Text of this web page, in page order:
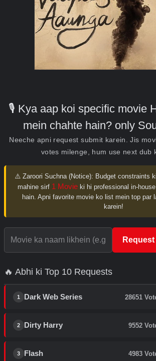
🎙️ Kya aap koi specific movie
mein chahte hain? only
Neeche apni request submit karein. Jis
votes milenge, hum use next dub
⚠️ Zaroori Suchna (Notice): Budget constraints
mahine sirf 1 Movie ki hi professional in-
hain. Apni favorite movie ko list mein top par
karein!
🔥 Abhi ki Top 10 Requests
1 Dark Web Series 28651
2 Dirty Harry 9552
3 Flash 4983